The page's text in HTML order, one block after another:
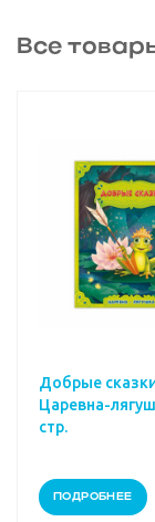
Все
Добрые
Царевна-
стр.
ПОДРОБНЕЕ